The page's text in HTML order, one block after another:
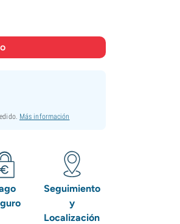
Más información
Seguimiento
y
Localización